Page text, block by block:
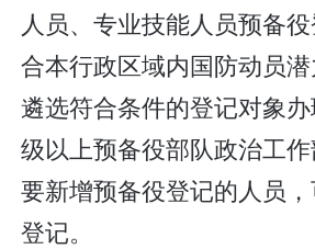
人员、专业技能人员预备
合本行政区域内国防动员
遴选符合条件的登记对象
级以上预备役部队政治工
要新增预备役登记的人员
登记。